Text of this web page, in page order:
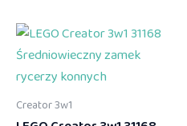
Creator 3w1